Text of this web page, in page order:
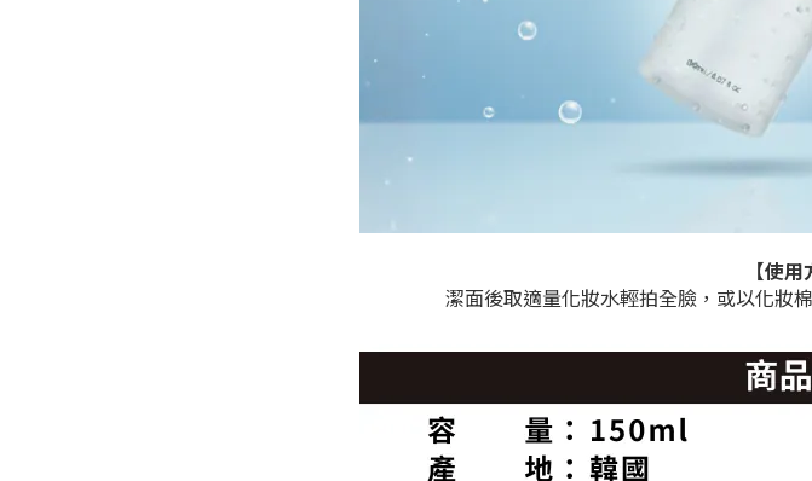
【使
潔面後取適量化妝水輕拍全臉，或以化妝